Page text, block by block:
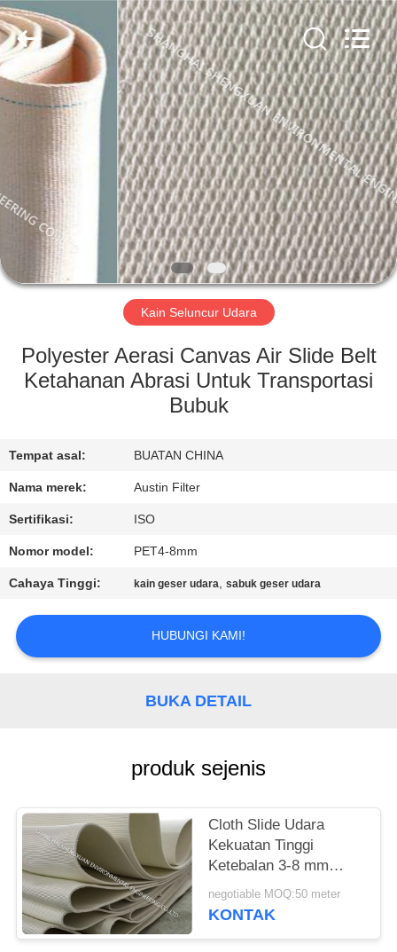
RUMAH
PRODUK
TENTANG
KAMI
TUR
KONTROL
HUBUNGI
KAMI
PERMINTAAN
PENAWARAN
SITEMAP
Engineering
Co.,LTD.
All
Rights
Reserved.
Developed
by
ECER
Kain Seluncur Udara
Polyester Aerasi Canvas Air Slide Belt
Ketahanan Abrasi Untuk Transportasi
Bubuk
Tempat asal: BUATAN CHINA
Nama merek: Austin Filter
Sertifikasi: ISO
Nomor model: PET4-8mm
Cahaya Tinggi: kain geser udara,sabuk geser udara
HUBUNGI KAMI!
BUKA DETAIL
produk sejenis
Cloth Slide Udara
Kekuatan Tinggi
Ketebalan 3-8 mm
Untuk Garis Konveyor
Pneumatik
negotiable MOQ:50 meter
KONTAK